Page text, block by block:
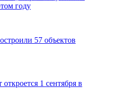
году
57 объектов
1 сентября в